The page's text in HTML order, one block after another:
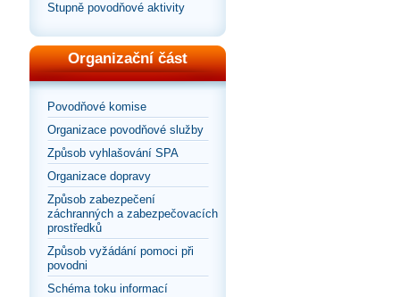
Stupně povodňové aktivity
Organizační část
Povodňové komise
Organizace povodňové služby
Způsob vyhlašování SPA
Organizace dopravy
Způsob zabezpečení
záchranných a zabezpečovacích
prostředků
Způsob vyžádání pomoci při
povodni
Schéma toku informací